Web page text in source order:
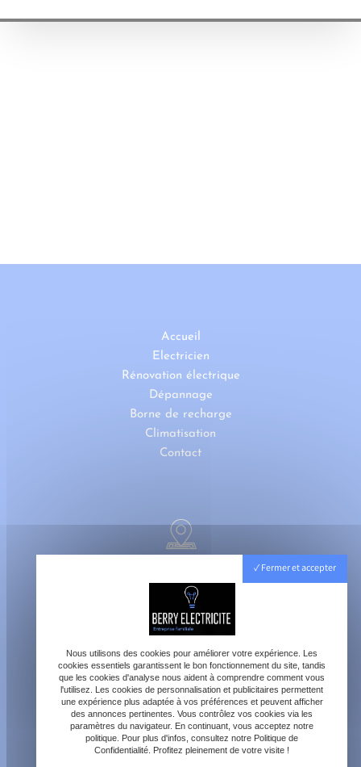
Accueil
Electricien
Rénovation électrique
Dépannage
Borne de recharge
Climatisation
Contact
contact@berry-electricite.fr
Fermer et accepter
Nous utilisons des cookies pour améliorer votre expérience. Les
cookies essentiels garantissent le bon fonctionnement du site, tandis
que les cookies d'analyse nous aident à comprendre comment vous
l'utilisez. Les cookies de personnalisation et publicitaires permettent
une expérience plus adaptée à vos préférences et peuvent afficher
des annonces pertinentes. Vous contrôlez vos cookies via les
paramètres du navigateur. En continuant, vous acceptez notre
politique. Pour plus d'infos, consultez notre Politique de
Confidentialité. Profitez pleinement de votre visite !